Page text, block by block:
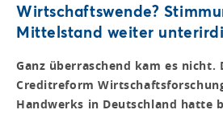
Wirtschaftswende?
Mittelstand weiter
Ganz überraschend kam es nicht.
Creditreform
Handwerks in Deutschland hatte